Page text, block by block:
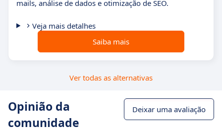
mails, análise de dados e otimização de SEO.
Veja mais detalhes
Saiba mais
Ver todas as alternativas
Opinião da
comunidade
Deixar uma avaliação